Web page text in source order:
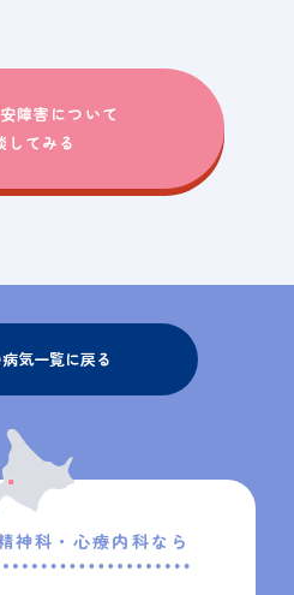
障害について
してみる
気一覧に戻る
神科・心療内科なら